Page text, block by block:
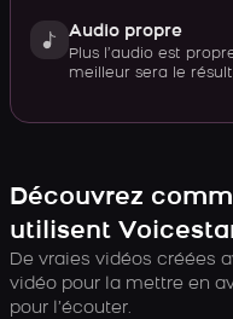
Audio propre
Plus l’audio est
meilleur sera le
Découvrez
utilisent
De vraies vidéos créées
vidéo pour la mettre en
pour l’écouter.